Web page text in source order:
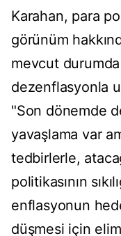
Karahan, para
görünüm
mevcut durumda
dezenflasyonla
"Son dönemde
yavaşlama var
tedbirlerle,
politikasının
enflasyonun
düşmesi için